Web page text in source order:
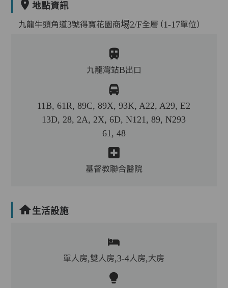
地點資訊
九龍牛頭角道3號得寶花園商埸2/F全層（1-17單位）
九龍灣站B出口
11B, 61R, 89C, 89X, 93K, A22, A29, E2
13D, 28, 2A, 2X, 6D, N121, 89, N293
61, 48
基督教聯合醫院
生活設施
單人房,雙人房,3-4人房,大房